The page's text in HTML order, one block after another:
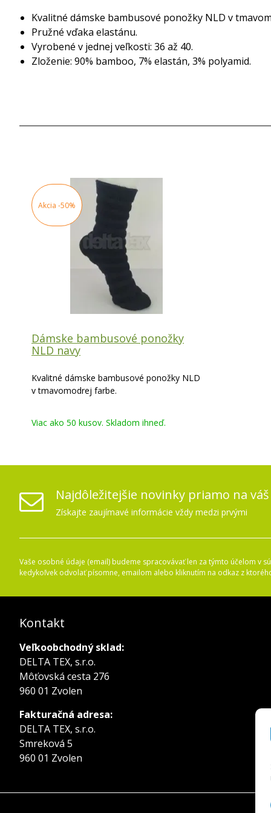
Kvalitné dámske bambusové ponožky NLD v
Pružné vďaka elastánu.
Vyrobené v jednej veľkosti: 36 až 40.
Zloženie: 90% bamboo, 7% elastán, 3% polyamid.
Akcia -50%
Dámske bambusové ponožky
NLD navy
Kvalitné dámske bambusové ponožky NLD
v tmavomodrej farbe.
Viac ako 50 kusov. Skladom ihneď.
Najdôležitejšie novinky priamo na
Získajte zaujímavé informácie vždy medzi prvými
Vaše osobné údaje (email) budeme spracovávať len za týmto účelom v
kedykoľvek odvolať písomne, emailom alebo kliknutím na odkaz z
Kontakt
Veľkoobchodný sklad:
DELTA TEX, s.r.o.
Môťovská cesta 276
960 01 Zvolen
Fakturačná adresa:
DELTA TEX, s.r.o.
Smreková 5
960 01 Zvolen